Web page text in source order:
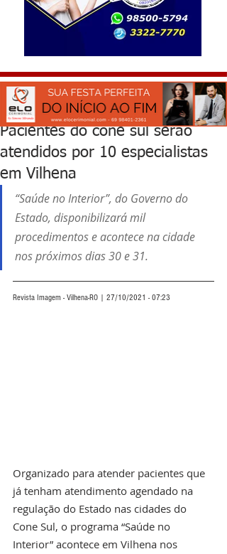
Pacientes do cone sul serão
atendidos por 10 especialistas
em Vilhena
“Saúde no Interior”, do Governo do
Estado, disponibilizará mil
procedimentos e acontece na cidade
nos próximos dias 30 e 31.
Revista Imagem - Vilhena-RO | 27/10/2021 - 07:23
Organizado para atender pacientes que
já tenham atendimento agendado na
regulação do Estado nas cidades do
Cone Sul, o programa “Saúde no
Interior” acontece em Vilhena nos